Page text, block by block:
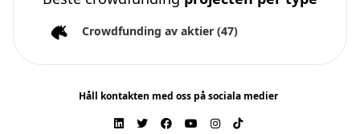
Crowdfunding av aktier (47)
Håll kontakten med oss på sociala medier